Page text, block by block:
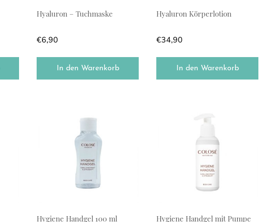
Hyaluron – Tuchmaske
€6,90
In den Warenkorb
Hyaluron Körperlotion
€34,90
In den Warenkorb
Hygiene Handgel 100 ml
Hygiene Handgel mit Pumpe